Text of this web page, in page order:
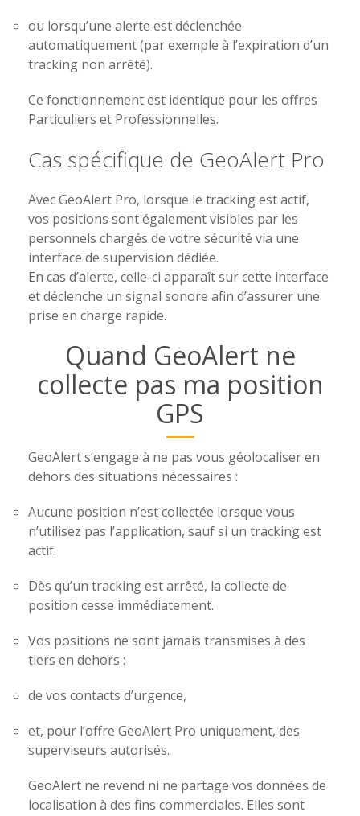
ou lorsqu’une alerte est déclenchée
automatiquement (par exemple à l’expiration d’un
tracking non arrêté).
Ce fonctionnement est identique pour les offres
Particuliers et Professionnelles.
Cas spécifique de GeoAlert Pro
Avec GeoAlert Pro, lorsque le tracking est actif,
vos positions sont également visibles par les
personnels chargés de votre sécurité via une
interface de supervision dédiée.
En cas d’alerte, celle-ci apparaît sur cette interface
et déclenche un signal sonore afin d’assurer une
prise en charge rapide.
Quand GeoAlert ne
collecte pas ma position
GPS
GeoAlert s’engage à ne pas vous géolocaliser en
dehors des situations nécessaires :
Aucune position n’est collectée lorsque vous
n’utilisez pas l’application, sauf si un tracking est
actif.
Dès qu’un tracking est arrêté, la collecte de
position cesse immédiatement.
Vos positions ne sont jamais transmises à des
tiers en dehors :
de vos contacts d’urgence,
et, pour l’offre GeoAlert Pro uniquement, des
superviseurs autorisés.
GeoAlert ne revend ni ne partage vos données de
localisation à des fins commerciales. Elles sont